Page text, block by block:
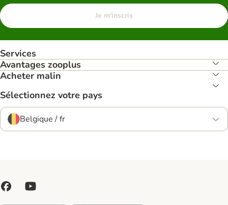
Je m'inscris
Services
Avantages zooplus
Acheter malin
Sélectionnez votre pays
Belgique / fr